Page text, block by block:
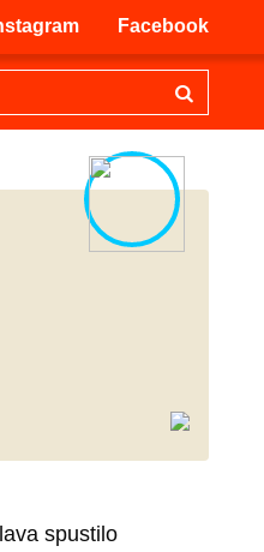
Facebook
spustilo